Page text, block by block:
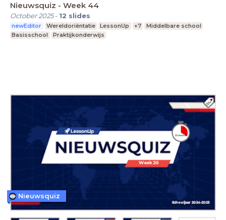
Nieuwsquiz - Week 44
October 2025- 12 slides
newEditor Wereldoriëntatie LessonUp +7
Middelbare school
Basisschool
Praktijkonderwijs
Nieuwsquiz